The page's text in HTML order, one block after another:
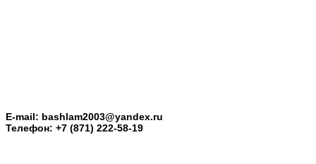
E-mail: bashlam2003@yandex.ru
Телефон: +7 (871) 222-58-19